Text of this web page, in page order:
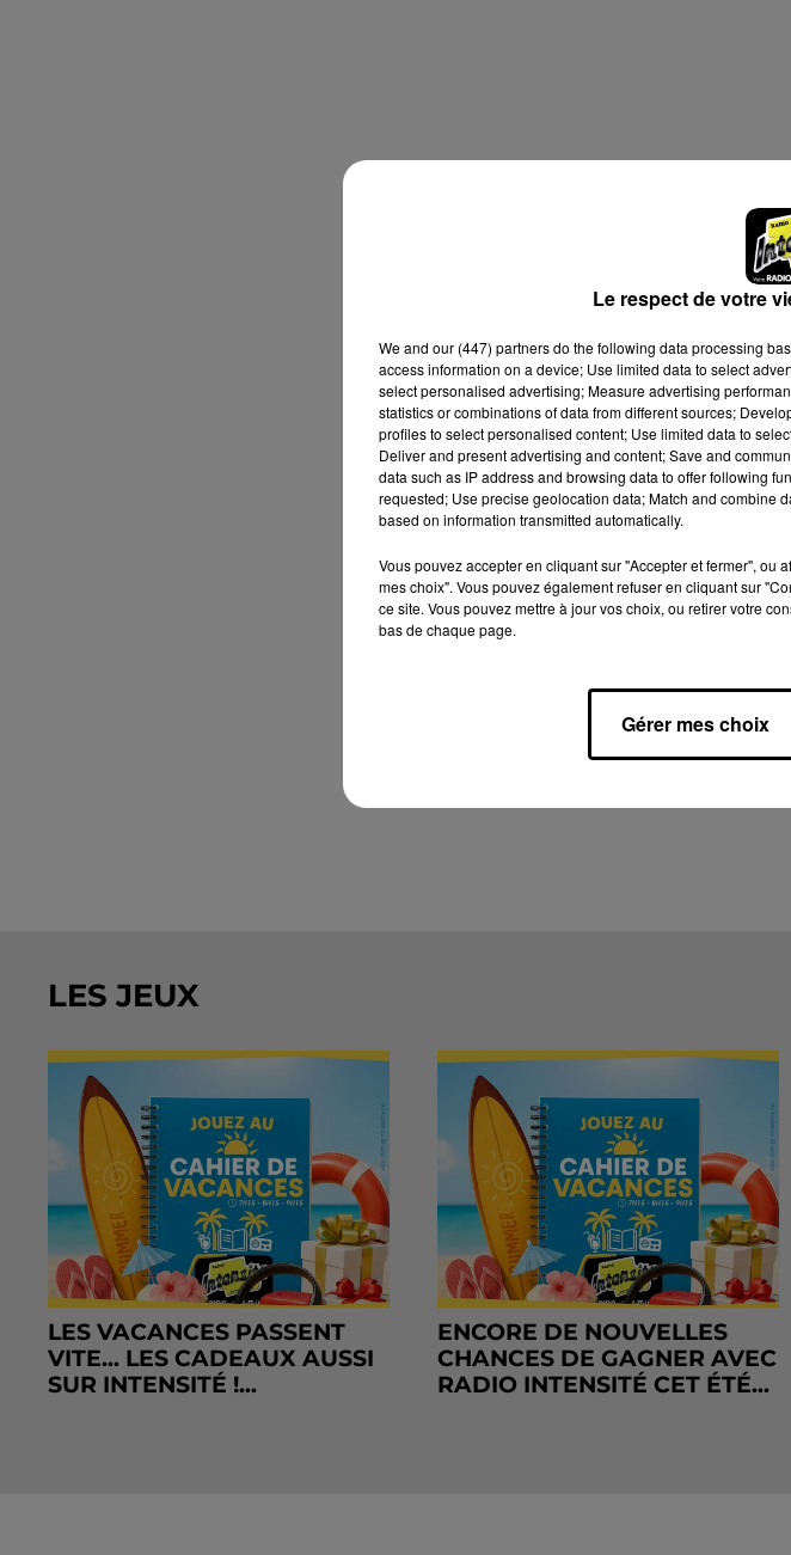
LES JEUX
LES VACANCES PASSENT
VITE... LES CADEAUX AUSSI
SUR INTENSITÉ !...
ENCORE DE NOUVELLES
CHANCES DE GAGNER AVEC
RADIO INTENSITÉ CET ÉTÉ...
Le respect de votre
We and our (447) partnersdo the following data processing
access information on a device; Use limited data to select
select personalised advertising; Measure advertising
statistics or combinations of data from different sources;
profiles to select personalised content; Use limited data to
Deliver and present advertising and content; Save and
data such as IP address and browsing data to offer following
requested; Use precise geolocation data; Match and combine
based on information transmitted automatically.
Vous pouvez accepter en cliquant sur "Accepter et fermer",
mes choix". Vous pouvez également refuser en cliquant sur
ce site. Vous pouvez mettre à jour vos choix, ou retirer votre
bas de chaque page.
Gérer mes choix